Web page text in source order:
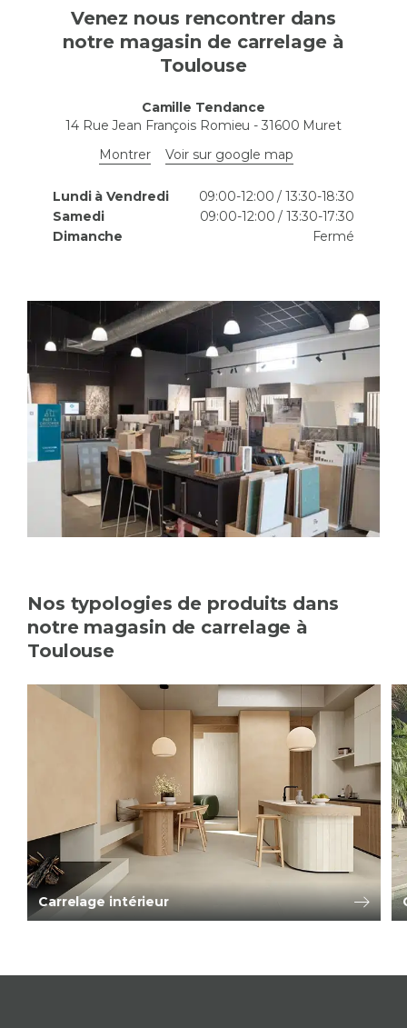
Venez nous rencontrer dans
notre magasin de carrelage à
Toulouse
Camille Tendance
14 Rue Jean François Romieu -31600 Muret
Montrer
Voir sur google map
Lundi à Vendredi
09:00-12:00 / 13:30-18:30
Samedi
09:00-12:00 / 13:30-17:30
Dimanche
Fermé
Nos typologies de produits dans
notre magasin de carrelage à
Toulouse
Carrelage intérieur